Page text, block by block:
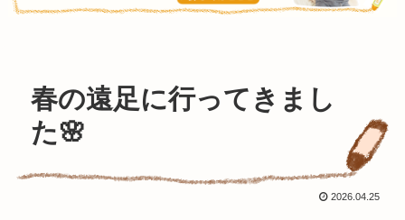
春の遠足に行ってきまし
た🌸
2026.04.25